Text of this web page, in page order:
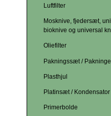
Luftfilter
Mosknive, fjedersæt,
bioknive og universal
Oliefilter
Pakningssæt /
Plasthjul
Platinsæt / Kondensator
Primerbolde